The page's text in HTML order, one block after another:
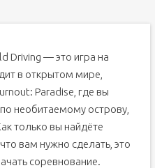
Driving — это игра на
в открытом мире,
Paradise, где вы
необитаемому острову,
только вы найдёте
вам нужно сделать, это
соревнование.